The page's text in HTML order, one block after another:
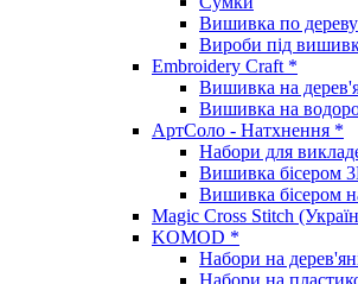
Вишивка по дереву
Вироби під
Embroidery Craft *
Вишивка на
Вишивка на
АртСоло - Натхнення *
Набори для
Вишивка бісером
Вишивка бісером
Magic Cross Stitch
KOMOD *
Набори на
Набори на